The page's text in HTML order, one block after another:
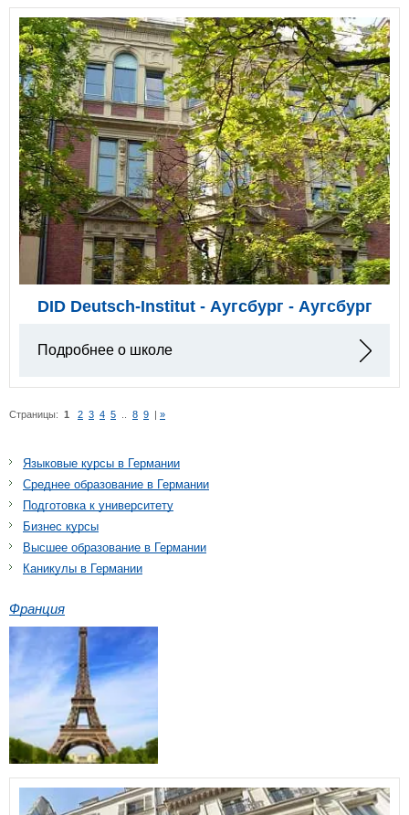
DID Deutsch-Institut - Аугсбург - Аугсбург
Подробнее о школе
Страницы: 1 2 3 4 5 8 9 | »
Языковые курсы в Германии
Среднее образование в Германии
Подготовка к университету
Бизнес курсы
Высшее образование в Германии
Каникулы в Германии
Франция